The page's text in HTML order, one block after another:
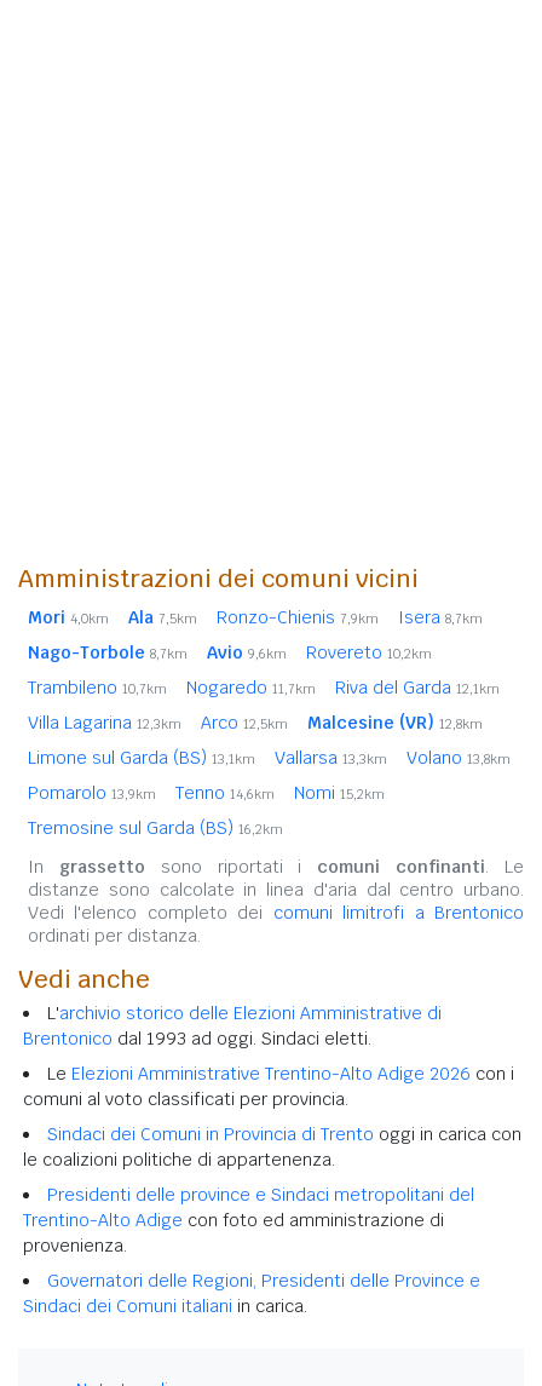
Amministrazioni dei comuni vicini
Mori 4,0km Ala 7,5km Ronzo-Chienis 7,9km Isera 8,7km
Nago-Torbole 8,7km Avio 9,6km Rovereto 10,2km
Trambileno 10,7km Nogaredo 11,7km Riva del Garda 12,1km
Villa Lagarina 12,3km Arco 12,5km Malcesine (VR) 12,8km
Limone sul Garda (BS) 13,1km Vallarsa 13,3km Volano 13,8km
Pomarolo 13,9km Tenno 14,6km Nomi 15,2km
Tremosine sul Garda (BS) 16,2km
In grassetto sono riportati i comuni confinanti. Le
distanze sono calcolate in linea d'aria dal centro urbano.
Vedi l'elenco completo dei comuni limitrofi a Brentonico
ordinati per distanza.
Vedi anche
L'archivio storico delle Elezioni Amministrative di
Brentonico dal 1993 ad oggi. Sindaci eletti.
Le Elezioni Amministrative Trentino-Alto Adige 2026 con i
comuni al voto classificati per provincia.
Sindaci dei Comuni in Provincia di Trento oggi in carica con
le coalizioni politiche di appartenenza.
Presidenti delle province e Sindaci metropolitani del
Trentino-Alto Adige con foto ed amministrazione di
provenienza.
Governatori delle Regioni, Presidenti delle Province e
Sindaci dei Comuni italiani in carica.